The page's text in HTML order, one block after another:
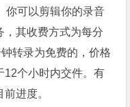
你可以剪辑你的录音
，其收费方式为每分
转录为免费的，价格
12个小时内交件。有
进度。